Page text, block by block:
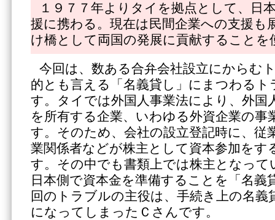
１９７７年よりタイを拠点として、日
援に携わる。現在は民間企業への支援も
け橋として両国の発展に貢献することを
今回は、数ある合弁会社設立にからむ
的とも言える「名義貸し」にまつわる
す。タイでは外国人事業法により、外国
を所有する企業、いわゆる外資企業の事
す。そのため、会社の設立登記時に、従
業関係者などが株主として資本参加をす
す。その中でも書類上では株主となっ
日本側で資本金を準備することを「名義
回のトラブルの主役は、手続き上の名義
になってしまったＣさんです。